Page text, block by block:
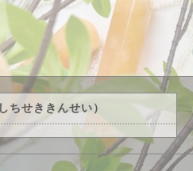
ちせききんせい）